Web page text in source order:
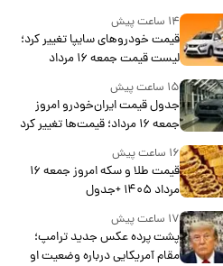
شهید هوافضای ایران
۱۴ ساعت پیش
قیمت خودروهای سایپا تغییر کرد؛
لیست قیمت جمعه ۱۶ مرداد
منتشر شد
۱۵ ساعت پیش
جدول قیمت ایران‌خودرو امروز
جمعه ۱۶ مرداد؛ قیمت‌ها تغییر کرد
۱۶ ساعت پیش
قیمت طلا و سکه امروز جمعه ۱۶
مرداد ۱۴۰۵ +جدول
۱۷ ساعت پیش
پشت پرده عکس جدید ترامپ؛
مقام آمریکایی درباره وضعیت او